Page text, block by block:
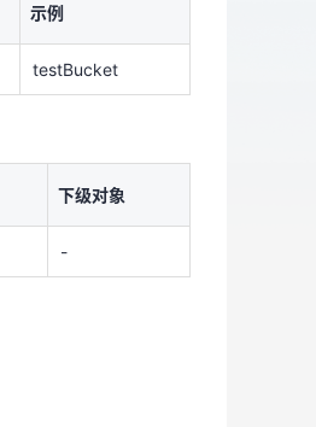
testBucket
示例
testBucket
下级对象
-